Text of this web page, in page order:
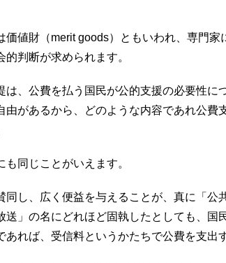
価値財（merit goods）ともいわれ、専門家
的判断が求められます。
は、公費を払う国民が公的支援の必要性に
由があるから、どのような内容であれ公費
も同じことがいえます。
同し、広く便益を与えることが、真に「公
送」の名にどれほど固執したとしても、国
あれば、受信料というかたちで公費を支出